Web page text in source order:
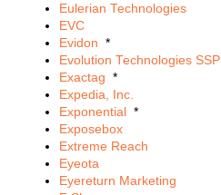
Eulerian Technologies
EVC
Evidon *
Evolution Technologies SSP
Exactag *
Expedia, Inc.
Exponential *
Exposebox
Extreme Reach
Eyeota
Eyereturn Marketing